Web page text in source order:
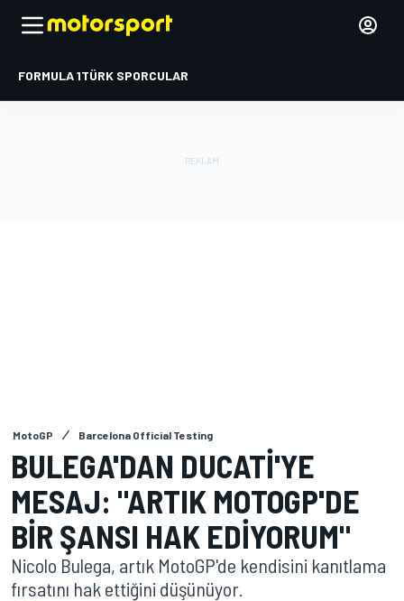
FORMULA 1TÜRK SPORCULAR
MotoGP Barcelona Official Testing
BULEGA'DAN DUCATI'YE
MESAJ: "ARTIK MOTOGP'DE
BIR ŞANSI HAK EDIYORUM"
Nicolo Bulega, artık MotoGP'de kendisini kanıtlama
fırsatını hak ettiğini düşünüyor.